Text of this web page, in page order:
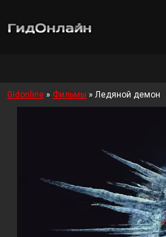
Gidonline » Фильмы » Ледяной демон